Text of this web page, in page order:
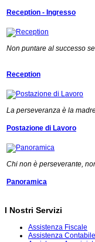
Reception - Ingresso
Non puntare al successo
Reception
La perseveranza è la
Postazione di Lavoro
Chi non è perseverante,
Panoramica
I Nostri Servizi
Assistenza Fiscale
Assistenza Contabile